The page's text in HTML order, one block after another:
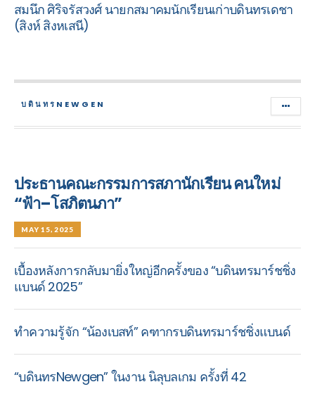
สมนึก ศิริจรัสวงศ์ นายกสมาคมนักเรียนเก่าบดินทรเดชา
(สิงห์ สิงหเสนี)
บดินทรNEWGEN
ประธานคณะกรรมการสภานักเรียน คนใหม่
“ฟ้า–โสภิตนภา”
MAY 15, 2025
เบื้องหลังการกลับมายิ่งใหญ่อีกครั้งของ “บดินทรมาร์ชชิ่ง
แบนด์ 2025”
ทำความรู้จัก “น้องเบสท์” คฑากรบดินทรมาร์ชชิ่งแบนด์
“บดินทรNewgen” ในงาน นิลุบลเกม ครั้งที่ 42